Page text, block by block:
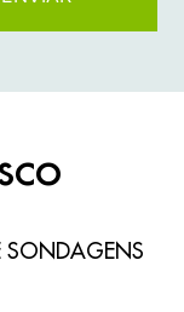
SONDAGENS